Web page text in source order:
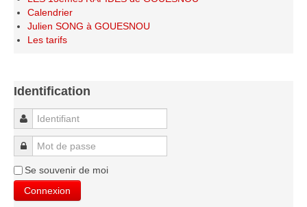
Saison 2008-2009
Les organisations
Les Rapides
Les tournois de saison
Le Challenge Blitz
Le Challenge 2014-2015
Le Challenge 2013-2014
Le Challenge 2012-2013
Calendrier
Julien SONG à GOUESNOU
Les tarifs
Identification
Identifiant
Mot de passe
Se souvenir de moi
Connexion